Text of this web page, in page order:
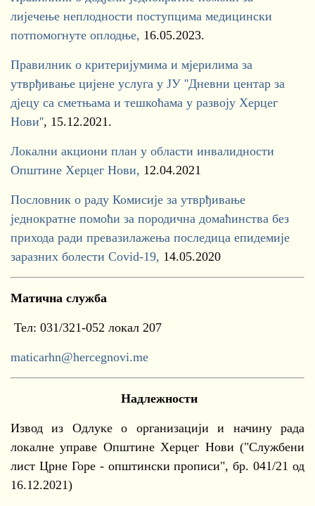
лијечење неплодности поступцима медицински
потпомогнуте оплодње, 16.05.2023.
Правилник о критеријумима и мјерилима за
утврђивање цијене услуга у ЈУ ''Дневни центар за
дјецу са сметњама и тешкоћама у развоју Херцег
Нови'', 15.12.2021.
Локални акциони план у области инвалидности
Општине Херцег Нови, 12.04.2021
Пословник о раду Комисије за утврђивање
једнократне помоћи за породична домаћинства без
прихода ради превазилажења последица епидемије
заразних болести Covid-19, 14.05.2020
Матична служба
Тел: 031/321-052 локал 207
maticarhn@hercegnovi.me
Надлежности
Извод из Одлуке о организацији и начину рада
локалне управе Општине Херцег Нови ("Службени
лист Црне Горе - општински прописи", бр. 041/21 од
16.12.2021)